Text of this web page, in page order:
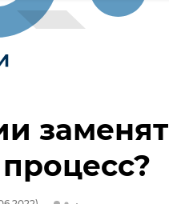
заменят